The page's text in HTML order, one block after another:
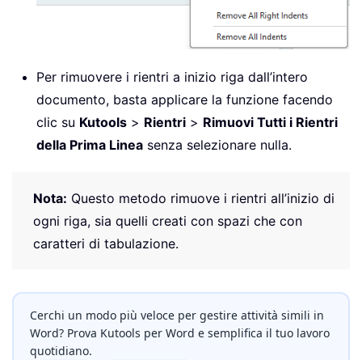
Per rimuovere i rientri a inizio riga dall’intero
documento, basta applicare la funzione facendo
clic su Kutools > Rientri > Rimuovi Tutti i Rientri
della Prima Linea senza selezionare nulla.
Nota: Questo metodo rimuove i rientri all’inizio di
ogni riga, sia quelli creati con spazi che con
caratteri di tabulazione.
Cerchi un modo più veloce per gestire attività simili in
Word? Prova Kutools per Word e semplifica il tuo lavoro
quotidiano.